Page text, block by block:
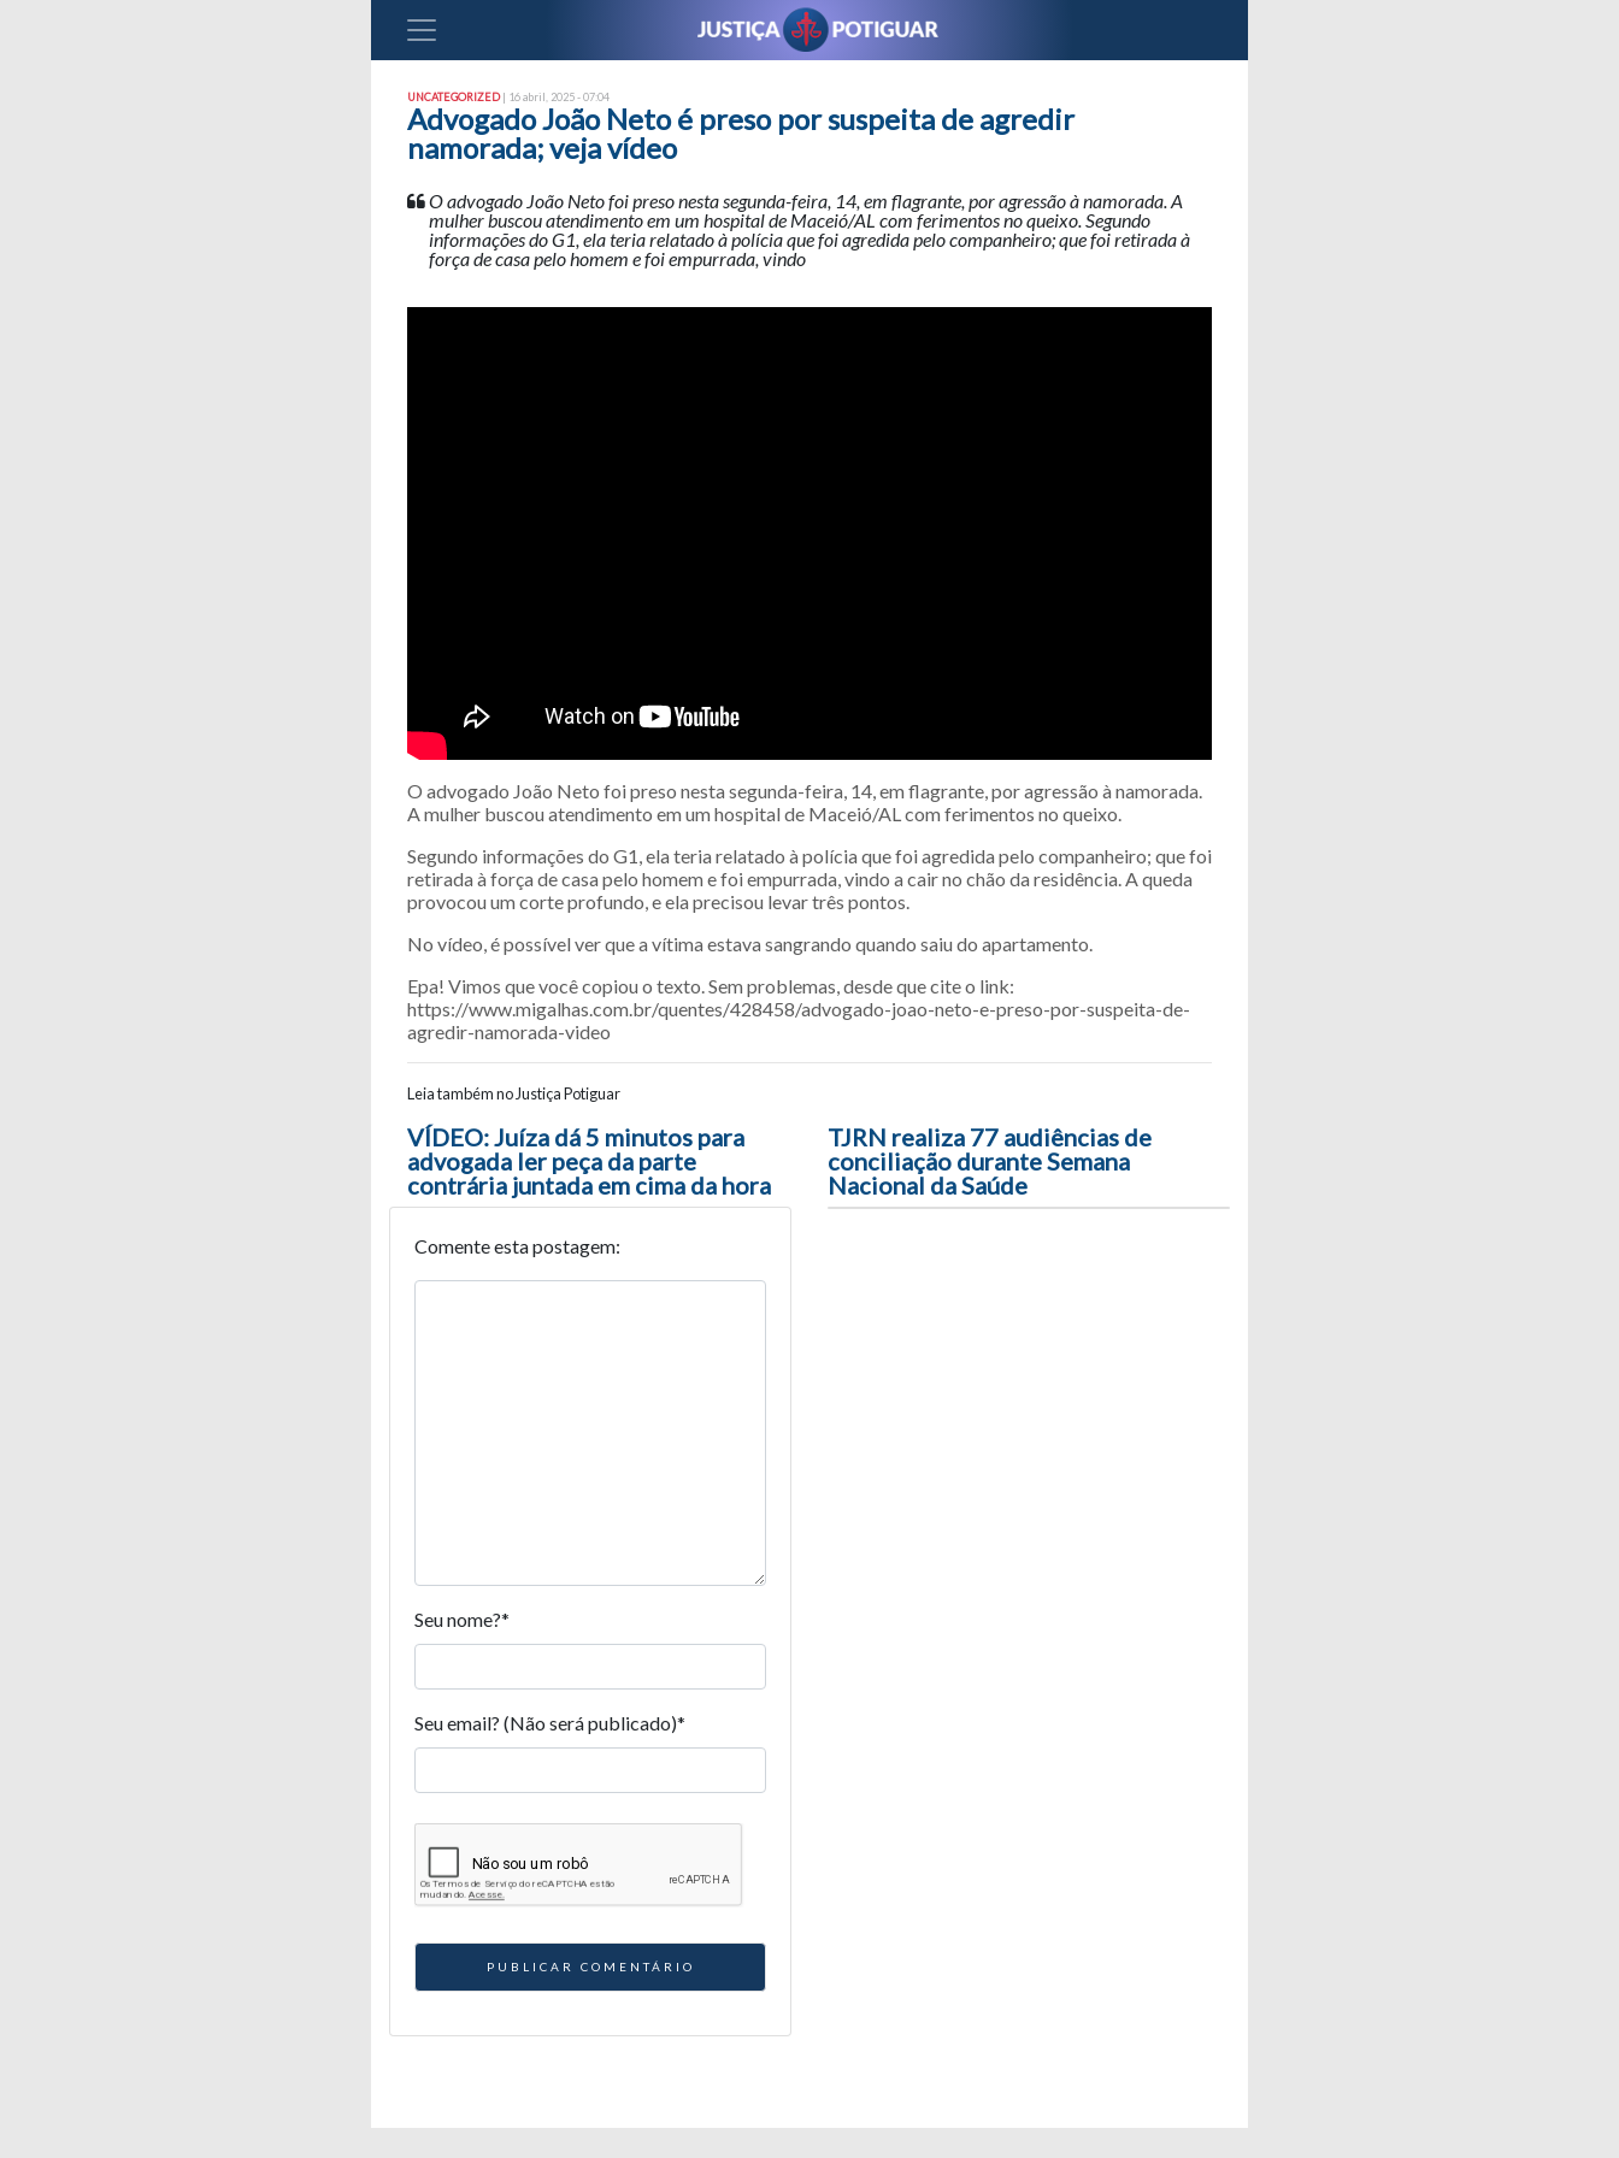
UNCATEGORIZED| 16 abril, 2025 - 07:04
Advogado João Neto é preso por suspeita de agredir
namorada; veja vídeo
O advogado João Neto foi preso nesta segunda-feira, 14, em flagrante, por agressão à namorada. A
mulher buscou atendimento em um hospital de Maceió/AL com ferimentos no queixo. Segundo
informações do G1, ela teria relatado à polícia que foi agredida pelo companheiro; que foi retirada à
força de casa pelo homem e foi empurrada, vindo
O advogado João Neto foi preso nesta segunda-feira, 14, em flagrante, por agressão à namorada.
A mulher buscou atendimento em um hospital de Maceió/AL com ferimentos no queixo.
Segundo informações do G1, ela teria relatado à polícia que foi agredida pelo companheiro; que foi
retirada à força de casa pelo homem e foi empurrada, vindo a cair no chão da residência. A queda
provocou um corte profundo, e ela precisou levar três pontos.
No vídeo, é possível ver que a vítima estava sangrando quando saiu do apartamento.
Epa! Vimos que você copiou o texto. Sem problemas, desde que cite o link:
https://www.migalhas.com.br/quentes/428458/advogado-joao-neto-e-preso-por-suspeita-de-
agredir-namorada-video
Leia também no Justiça Potiguar
Navegação entre posts
VÍDEO: Juíza dá 5 minutos para
advogada ler peça da parte
contrária juntada em cima da hora
TJRN realiza 77 audiências de
conciliação durante Semana
Nacional da Saúde
Comente esta postagem:
Seu nome?*
Seu email? (Não será publicado)*